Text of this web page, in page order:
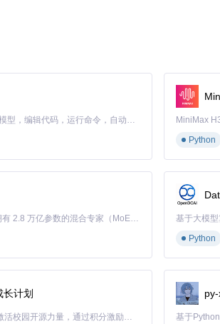
用范围，使其不仅是一个下载工具，更是一个
值体现
和安全性的关键。Mist 为 IT 管理员提供了一
版本安装文件
系统版本
运行在经过测试的稳定版本上，同时能够快速
不同系统版本上的兼容性至关重要。Mist 为开
Claude Code 的开源替代方案。连接任意大模型，编辑代码，运行命令，自动验证 — 全自动执行。用 Rust 构建，极致性能。 ｜ An open-source alternative to Claude Code. Connect any LLM, edit code, run commands, and verify changes — autonomously. Built in Rust for speed. Get Started
Python
Kimi K3 是Kimi能力最强的模型：这是一个拥有 2.8 万亿参数的混合专家（MoE）模型，具备原生视觉理解能力，并支持 100 万 token 的上下文窗口。
基于大模
Python
长计划
「源启盛夏」暑期校园开发者成长计划旨在激活校园开源力量，通过积分激励、认证扶持、资源倾斜等形式，引导高校组织和开发者完成「入驻 — 建项目 — 做贡献 — 获认证 — 得资源」的完整闭环。无论你是想带领社团入驻平台的组织者，还是希望用代码贡献证明自己的开发者，都能在这里找到属于你的成长路径。